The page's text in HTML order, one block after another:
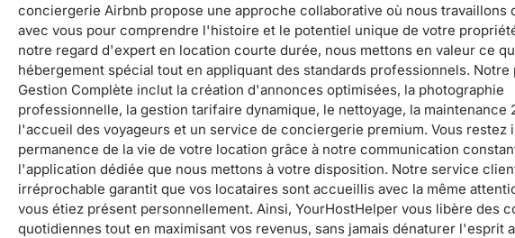
conciergerie Airbnb propose une approche collaborative où nous travaillons
avec vous pour comprendre l'histoire et le potentiel unique de votre
notre regard d'expert en location courte durée, nous mettons en valeur ce
hébergement spécial tout en appliquant des standards professionnels. Notre
Gestion Complète inclut la création d'annonces optimisées, la photographie
professionnelle, la gestion tarifaire dynamique, le nettoyage, la maintenance
l'accueil des voyageurs et un service de conciergerie premium. Vous restez
permanence de la vie de votre location grâce à notre communication
l'application dédiée que nous mettons à votre disposition. Notre service
irréprochable garantit que vos locataires sont accueillis avec la même
vous étiez présent personnellement. Ainsi, YourHostHelper vous libère des
quotidiennes tout en maximisant vos revenus, sans jamais dénaturer l'esprit